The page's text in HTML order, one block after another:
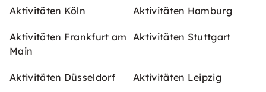
Aktivitäten Köln Aktivitäten Hamburg
Aktivitäten Frankfurt am
Main
Aktivitäten Stuttgart
Aktivitäten Düsseldorf Aktivitäten Leipzig